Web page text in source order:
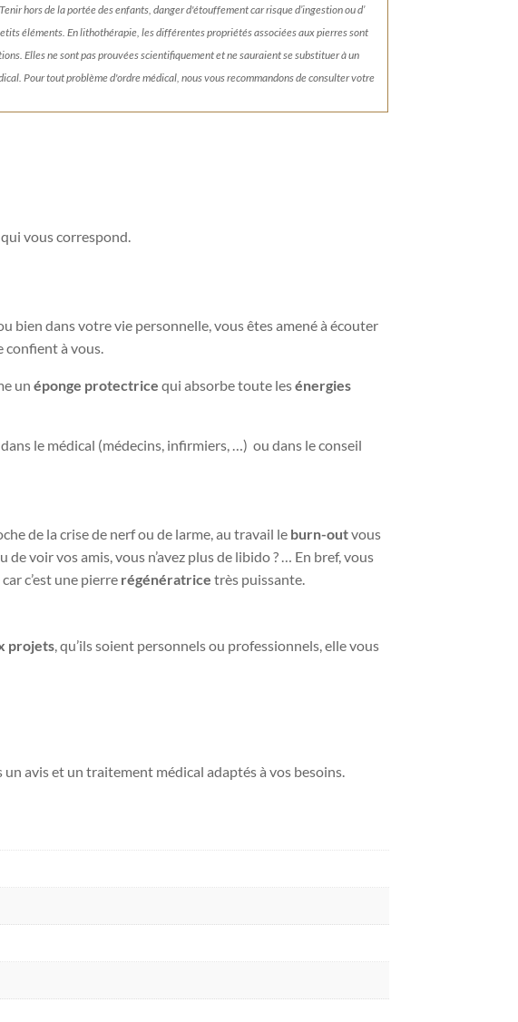
Tenirhors de la portée des enfants, danger d'étouffement car risque d’ingestion ou d’
éléments.En lithothérapie, les différentes propriétés associées aux pierres sont
Elles ne sont pas prouvées scientifiquement et ne sauraient se substituer à un
Pour tout problème d'ordre médical, nous vous recommandons de consulter votre
vous correspond.
bien dans votre vie personnelle, vous êtes amené à écouter
confient à vous.
un éponge protectrice qui absorbe toute lesénergies
le médical (médecins, infirmiers, …) ou dans le conseil
de la crise de nerf ou de larme, au travail le burn-outvous
voir vos amis, vous n’avez plus de libido ? … En bref, vous
c’est une pierre régénératrice très puissante.
projets, qu’ils soient personnels ou professionnels, elle vous
avis et un traitement médical adaptés à vos besoins.